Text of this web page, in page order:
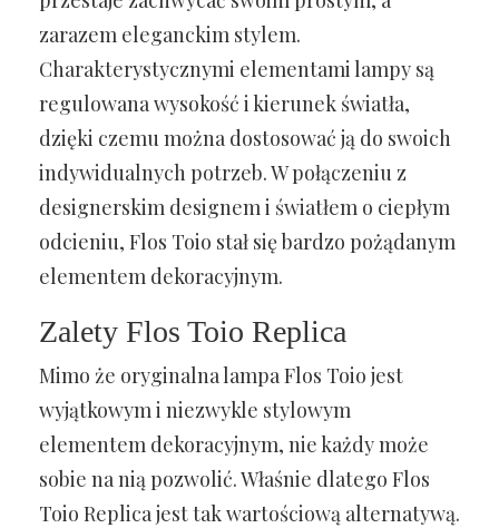
zarazem eleganckim stylem.
Charakterystycznymi elementami lampy są
regulowana wysokość i kierunek światła,
dzięki czemu można dostosować ją do swoich
indywidualnych potrzeb. W połączeniu z
designerskim designem i światłem o ciepłym
odcieniu, Flos Toio stał się bardzo pożądanym
elementem dekoracyjnym.
Zalety Flos Toio Replica
Mimo że oryginalna lampa Flos Toio jest
wyjątkowym i niezwykle stylowym
elementem dekoracyjnym, nie każdy może
sobie na nią pozwolić. Właśnie dlatego Flos
Toio Replica jest tak wartościową alternatywą.